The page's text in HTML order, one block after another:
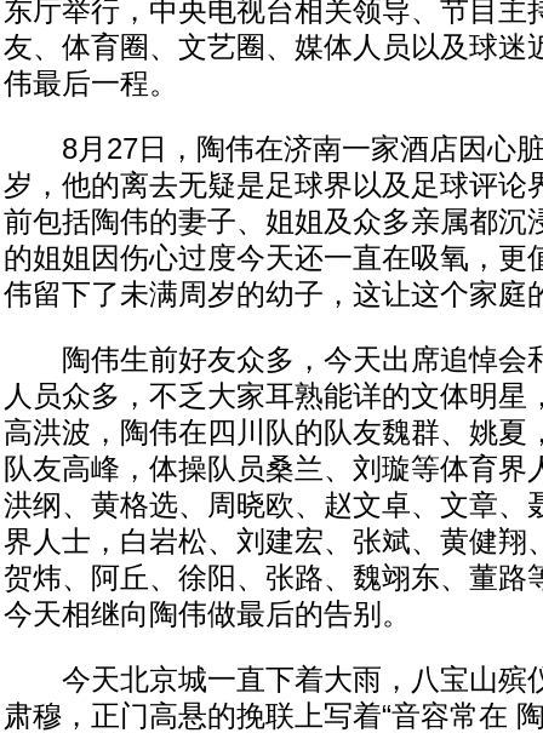
东厅举行，中央电视台相关领导、节目主
友、体育圈、文艺圈、媒体人员以及球迷
伟最后一程。
8月27日，陶伟在济南一家酒店因心脏
岁，他的离去无疑是足球界以及足球评论
前包括陶伟的妻子、姐姐及众多亲属都沉
的姐姐因伤心过度今天还一直在吸氧，更
伟留下了未满周岁的幼子，这让这个家庭
陶伟生前好友众多，今天出席追悼会
人员众多，不乏大家耳熟能详的文体明星
高洪波，陶伟在四川队的队友魏群、姚夏
队友高峰，体操队员桑兰、刘璇等体育界
洪纲、黄格选、周晓欧、赵文卓、文章、
界人士，白岩松、刘建宏、张斌、黄健翔
贺炜、阿丘、徐阳、张路、魏翊东、董路
今天相继向陶伟做最后的告别。
今天北京城一直下着大雨，八宝山殡
肃穆，正门高悬的挽联上写着“音容常在